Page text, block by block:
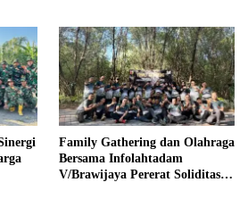
Family Gathering dan Olahraga
Bersama Infolahtadam
V/Brawijaya Pererat Soliditas